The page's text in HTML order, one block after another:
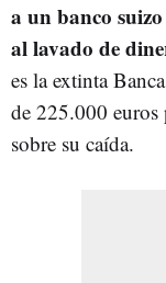
a un banco
al lavado de
es la extinta
de 225.000
sobre su caída.